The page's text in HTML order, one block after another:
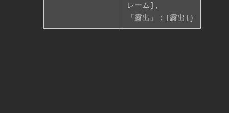
レーム],
「露出」：[露出]}